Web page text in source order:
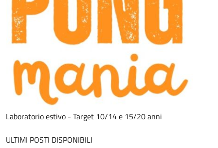
Laboratorio estivo - Target 10/14 e 15/20 anni
ULTIMI POSTI DISPONIBILI